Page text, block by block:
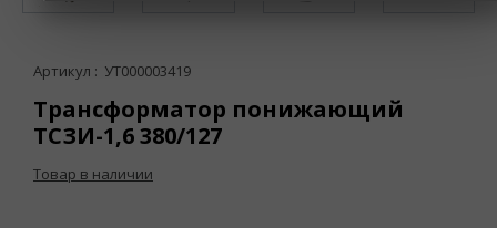
Артикул : УТ000003419
Трансформатор понижающий
ТСЗИ-1,6 380/127
Товар в наличии